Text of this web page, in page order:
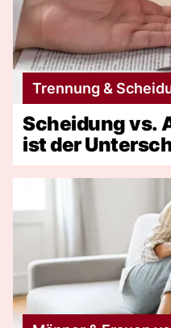
Trennung &
Scheidung vs.
ist der